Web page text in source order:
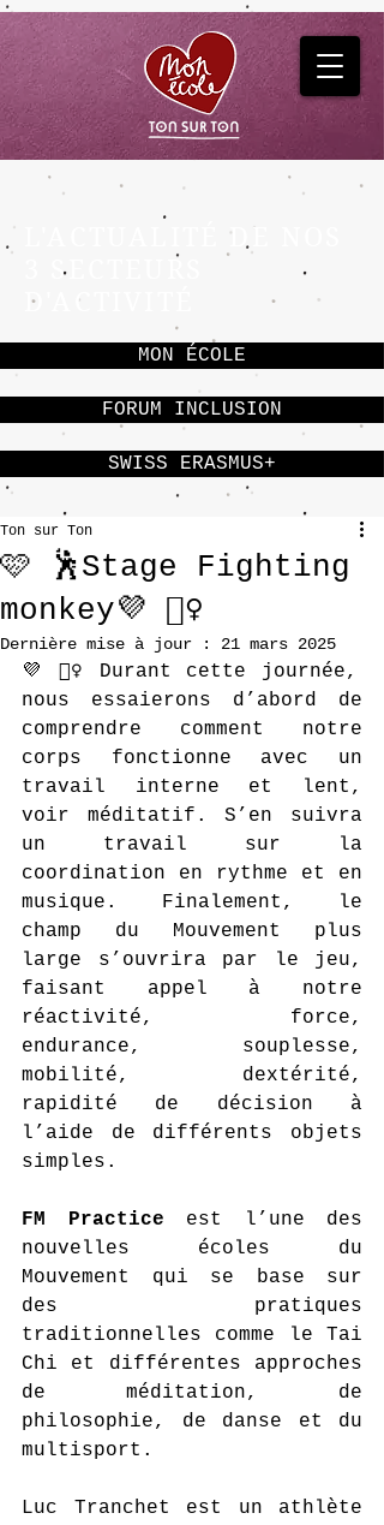
L'ACTUALITÉ DE NOS
3 SECTEURS
D'ACTIVITÉ
MON ÉCOLE
FORUM INCLUSION
SWISS ERASMUS+
🩷 🕺Stage Fighting
monkey💜 🧘‍♀️
Ton sur Ton
Dernière mise à jour : 21 mars 2025
💜 🧘‍♀️ Durant cette journée,
nous essaierons d’abord de
comprendre comment notre
corps fonctionne avec un
travail interne et lent,
voir méditatif. S’en suivra
un travail sur la
coordination en rythme et en
musique. Finalement, le
champ du Mouvement plus
large s’ouvrira par le jeu,
faisant appel à notre
réactivité, force,
endurance, souplesse,
mobilité, dextérité,
rapidité de décision à
l’aide de différents objets
simples.
FM Practice est l’une des
nouvelles écoles du
Mouvement qui se base sur
des pratiques
traditionnelles comme le Tai
Chi et différentes approches
de méditation, de
philosophie, de danse et du
multisport.
Luc Tranchet est un athlète